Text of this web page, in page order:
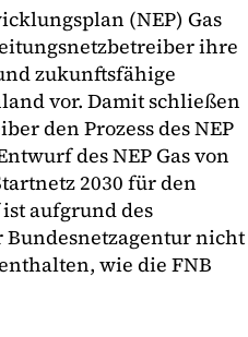
(NEP) Gas
ihre
zukunftsfähige
vor. Damit schließen
den Prozess des NEP
des NEP Gas von
2030 für den
aufgrund des
nicht
wie die FNB